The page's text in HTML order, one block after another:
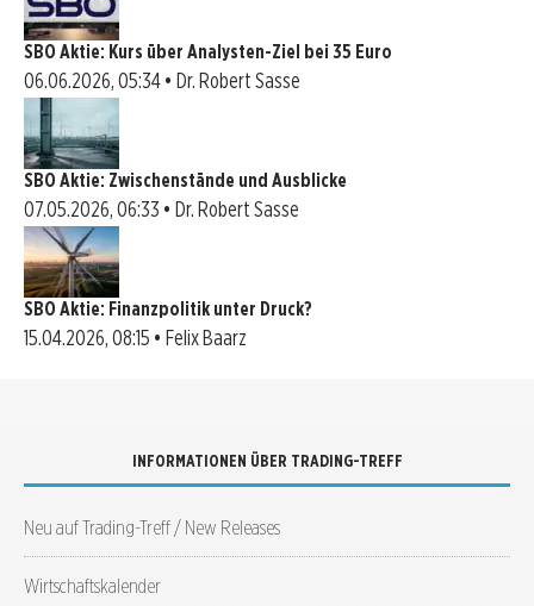
SBO Aktie: Kurs über Analysten-Ziel bei 35 Euro
06.06.2026, 05:34 • Dr. Robert Sasse
SBO Aktie: Zwischenstände und Ausblicke
07.05.2026, 06:33 • Dr. Robert Sasse
SBO Aktie: Finanzpolitik unter Druck?
15.04.2026, 08:15 • Felix Baarz
INFORMATIONEN ÜBER TRADING-TREFF
Neu auf Trading-Treff / New Releases
Wirtschaftskalender